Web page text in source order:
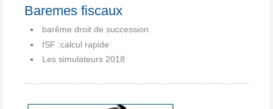
Baremes fiscaux
barême droit de succession
ISF :calcul rapide
Les simulateurs 2018